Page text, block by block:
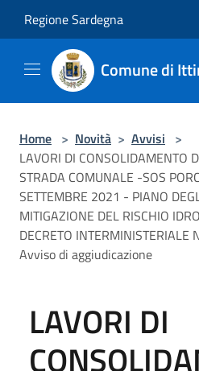
Regione Sardegna
Comune di
Home > Novità > Avvisi >
LAVORI DI CONSOLIDAMENTO
STRADA COMUNALE -SOS
SETTEMBRE 2021 - PIANO
MITIGAZIONE DEL RISCHIO
DECRETO
Avviso di aggiudicazione
LAVORI DI